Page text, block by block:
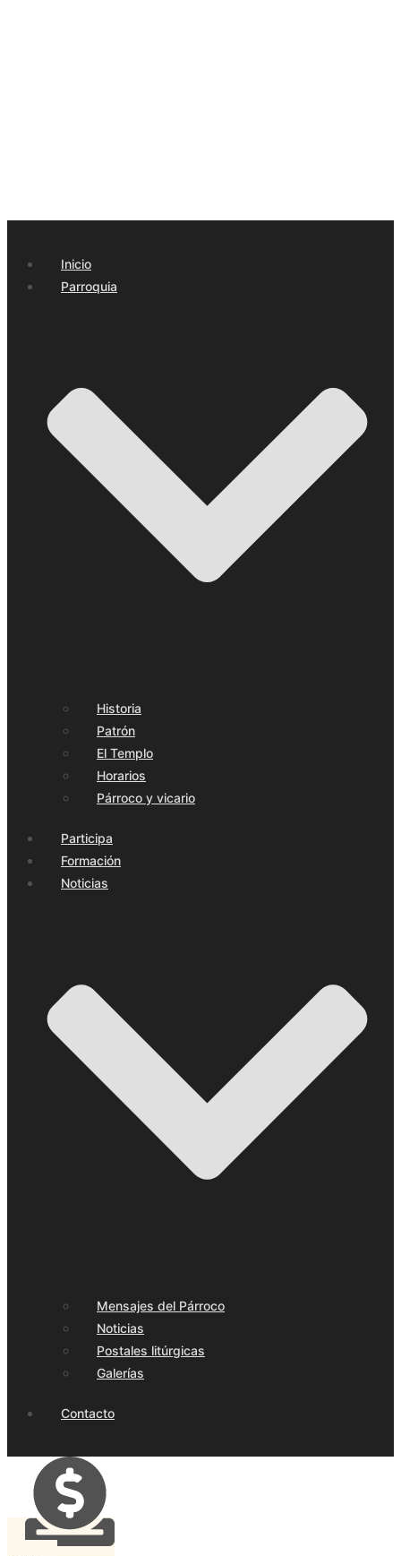
Inicio
Parroquia
Historia
Patrón
El Templo
Horarios
Párroco y vicario
Participa
Formación
Noticias
Mensajes del Párroco
Noticias
Postales litúrgicas
Galerías
Contacto